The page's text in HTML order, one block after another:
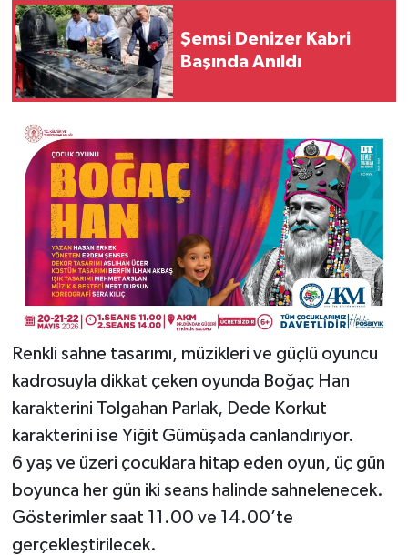
Şemsi Denizer Kabri
Başında Anıldı
Renkli sahne tasarımı, müzikleri ve güçlü oyuncu
kadrosuyla dikkat çeken oyunda Boğaç Han
karakterini Tolgahan Parlak, Dede Korkut
karakterini ise Yiğit Gümüşada canlandırıyor.
6 yaş ve üzeri çocuklara hitap eden oyun, üç gün
boyunca her gün iki seans halinde sahnelenecek.
Gösterimler saat 11.00 ve 14.00’te
gerçekleştirilecek.